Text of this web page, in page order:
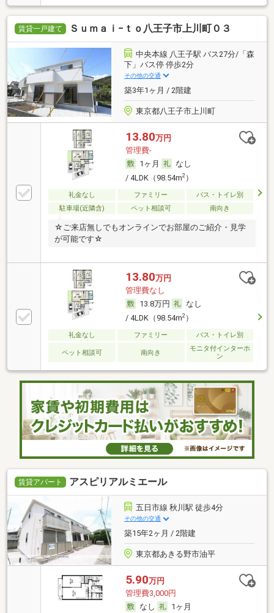
賃貸一戸建て Ｓｕｍａｉ−ｔｏ八王子市上川町０３
中央本線 八王子駅 バス27分/「森
下」バス停 停歩2分
その他の交通
築3年1ヶ月 / 2階建
東京都八王子市上川町
13.80万円
管理費-
1ヶ月
なし
/ 4LDK（98.54m2）
礼金なし ファミリー
バス・トイレ別
駐車場(近隣含)
ペット相談可 南向き
☆ご来店無しでもオンラインでお部屋のご紹介・見学
が可能です☆
13.80万円
管理費なし
13.8万円
なし
/ 4LDK（98.54m2）
礼金なし ファミリー バス・トイレ別
ペット相談可 南向き
モニタ付インターホ
ン
賃貸アパート アスピリアルミエール
五日市線 秋川駅 徒歩4分
その他の交通
築15年2ヶ月 / 2階建
東京都あきる野市油平
5.90万円
管理費3,000円
なし
1ヶ月